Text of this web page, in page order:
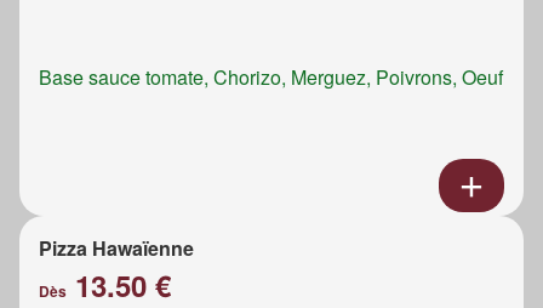
Base sauce tomate, Chorizo, Merguez, Poivrons, Oeuf
Pizza Hawaïenne
Dès 13.50 €